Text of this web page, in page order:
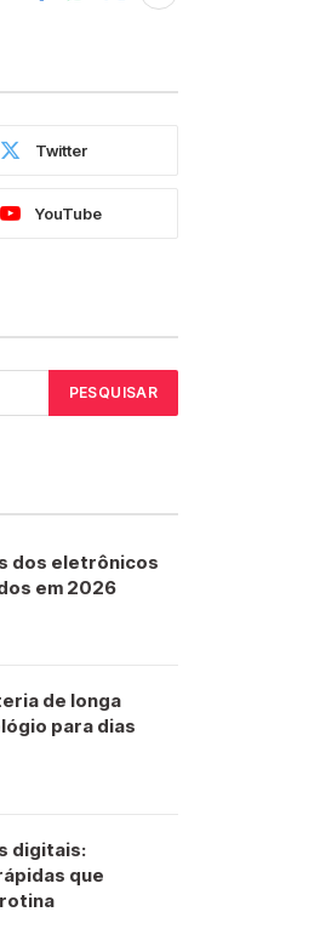
Twitter
YouTube
dos eletrônicos
em 2026
de longa
para dias
digitais:
que